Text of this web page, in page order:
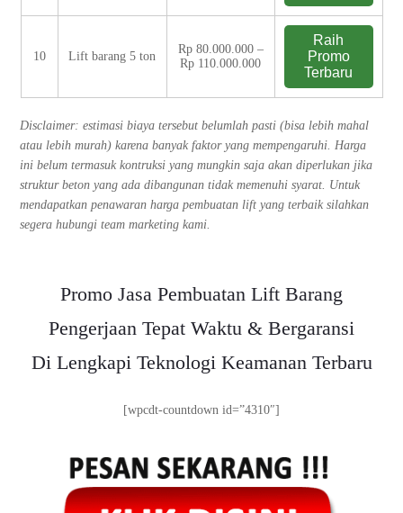
10 Lift barang 5 ton
Rp 80.000.000 –
Rp 110.000.000
Raih
Promo
Terbaru
Disclaimer: estimasi biaya tersebut belumlah pasti (bisa lebih mahal
atau lebih murah) karena banyak faktor yang mempengaruhi. Harga
ini belum termasuk kontruksi yang mungkin saja akan diperlukan jika
struktur beton yang ada dibangunan tidak memenuhi syarat. Untuk
mendapatkan penawaran harga pembuatan lift yang terbaik silahkan
segera hubungi team marketing kami.
Promo Jasa Pembuatan Lift Barang
Pengerjaan Tepat Waktu & Bergaransi
Di Lengkapi Teknologi Keamanan Terbaru
[wpcdt-countdown id=”4310″]